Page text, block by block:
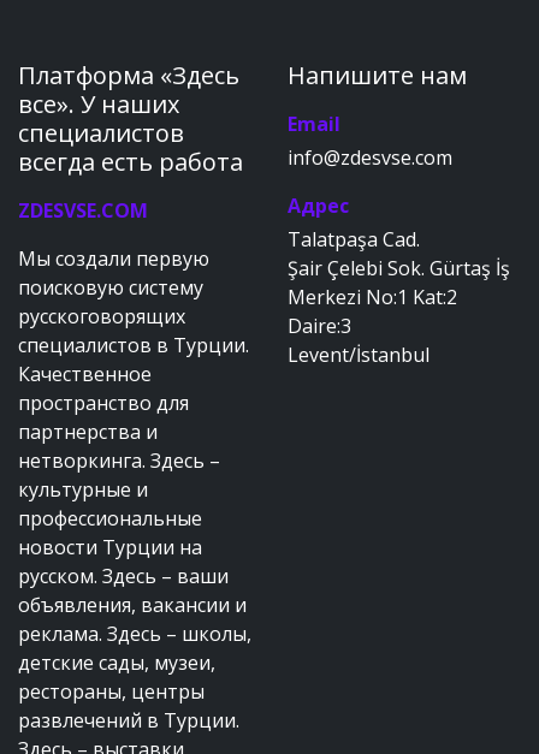
Платформа «Здесь
все». У наших
специалистов
всегда есть работа
ZDESVSE.COM
Мы создали первую
поисковую систему
русскоговорящих
специалистов в Турции.
Качественное
пространство для
партнерства и
нетворкинга. Здесь –
культурные и
профессиональные
новости Турции на
русском. Здесь – ваши
объявления, вакансии и
реклама. Здесь – школы,
детские сады, музеи,
рестораны, центры
развлечений в Турции.
Напишите нам
Email
info@zdesvse.com
Адрес
Talatpaşa Cad.
Şair Çelebi Sok. Gürtaş İş
Merkezi No:1 Kat:2
Daire:3
Levent/İstanbul